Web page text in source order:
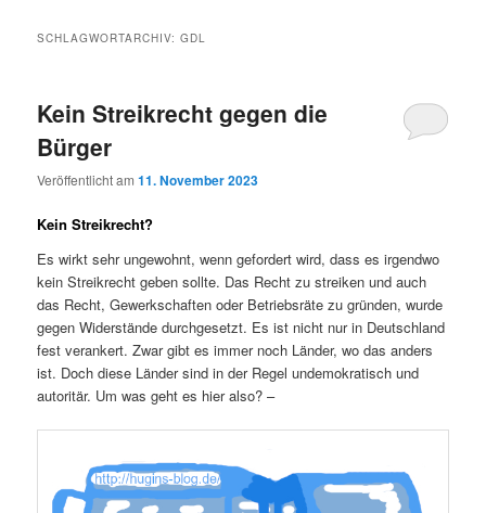
SCHLAGWORTARCHIV:GDL
Kein Streikrecht gegen die
Bürger
Veröffentlicht am11. November 2023
Kein Streikrecht?
Es wirkt sehr ungewohnt, wenn gefordert wird, dass es irgendwo
kein Streikrecht geben sollte. Das Recht zu streiken und auch
das Recht, Gewerkschaften oder Betriebsräte zu gründen, wurde
gegen Widerstände durchgesetzt. Es ist nicht nur in Deutschland
fest verankert. Zwar gibt es immer noch Länder, wo das anders
ist. Doch diese Länder sind in der Regel undemokratisch und
autoritär. Um was geht es hier also? –